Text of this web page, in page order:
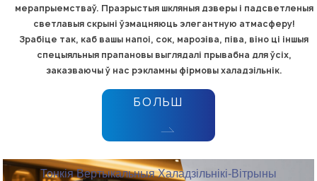
мерапрыемстваў. Празрыстыя шкляныя дзверы і падсветленыя
светлавыя скрыні ўзмацняюць элегантную атмасферу!
Зрабіце так, каб вашы напоі, сок, марозіва, піва, віно ці іншыя
спецыяльныя прапановы выглядалі прывабна для ўсіх,
заказваючы ў нас рэкламны фірмовы халадзільнік.
БОЛЬШ
Тонкія Вертыкальныя Халадзільнікі-Вітрыны